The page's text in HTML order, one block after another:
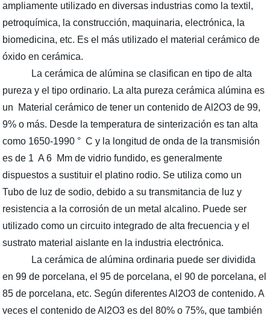
ampliamente utilizado en diversas industrias como la textil,
petroquímica, la construcción, maquinaria, electrónica, la
biomedicina, etc. Es el más utilizado el material cerámico de
óxido en cerámica.
La cerámica de alúmina se clasifican en tipo de alta
pureza y el tipo ordinario. La alta pureza cerámica alúmina es
un Material cerámico de tener un contenido de Al2O3 de 99,
9% o más. Desde la temperatura de sinterización es tan alta
como 1650-1990 ° C y la longitud de onda de la transmisión
es de 1 A 6 Μm de vidrio fundido, es generalmente
dispuestos a sustituir el platino rodio. Se utiliza como un
Tubo de luz de sodio, debido a su transmitancia de luz y
resistencia a la corrosión de un metal alcalino. Puede ser
utilizado como un circuito integrado de alta frecuencia y el
sustrato material aislante en la industria electrónica.
La cerámica de alúmina ordinaria puede ser dividida
en 99 de porcelana, el 95 de porcelana, el 90 de porcelana, el
85 de porcelana, etc. Según diferentes Al2O3 de contenido. A
veces el contenido de Al2O3 es del 80% o 75%, que también